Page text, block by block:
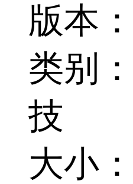
版本
类别
技
大小：